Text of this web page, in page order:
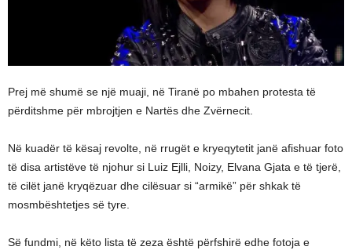
Prej më shumë se një muaji, në Tiranë po mbahen protesta të
përditshme për mbrojtjen e Nartës dhe Zvërnecit.
Në kuadër të kësaj revolte, në rrugët e kryeqytetit janë afishuar foto
të disa artistëve të njohur si Luiz Ejlli, Noizy, Elvana Gjata e të tjerë,
të cilët janë kryqëzuar dhe cilësuar si “armikë” për shkak të
mosmbështetjes së tyre.
Së fundmi, në këto lista të zeza është përfshirë edhe fotoja e